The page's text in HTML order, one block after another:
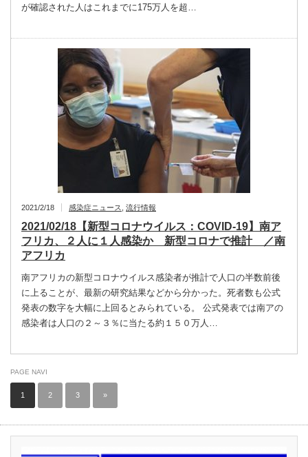
が確認された人はこれまでに175万人を超…
2021/2/18 感染症ニュース 流行情報
2021/02/18【新型コロナウイルス：COVID-19】南ア
フリカ、２人に１人感染か 新型コロナで推計 ／南
アフリカ
南アフリカの新型コロナウイルス感染者が推計で人口の半数前後
に上ることが、最新の研究結果などから分かった。死者数も公式
発表の数字を大幅に上回るとみられている。 公式発表では南アの
感染者は人口の２～３％に当たる約１５０万人…
PAGE NAVI
1 2 3 »